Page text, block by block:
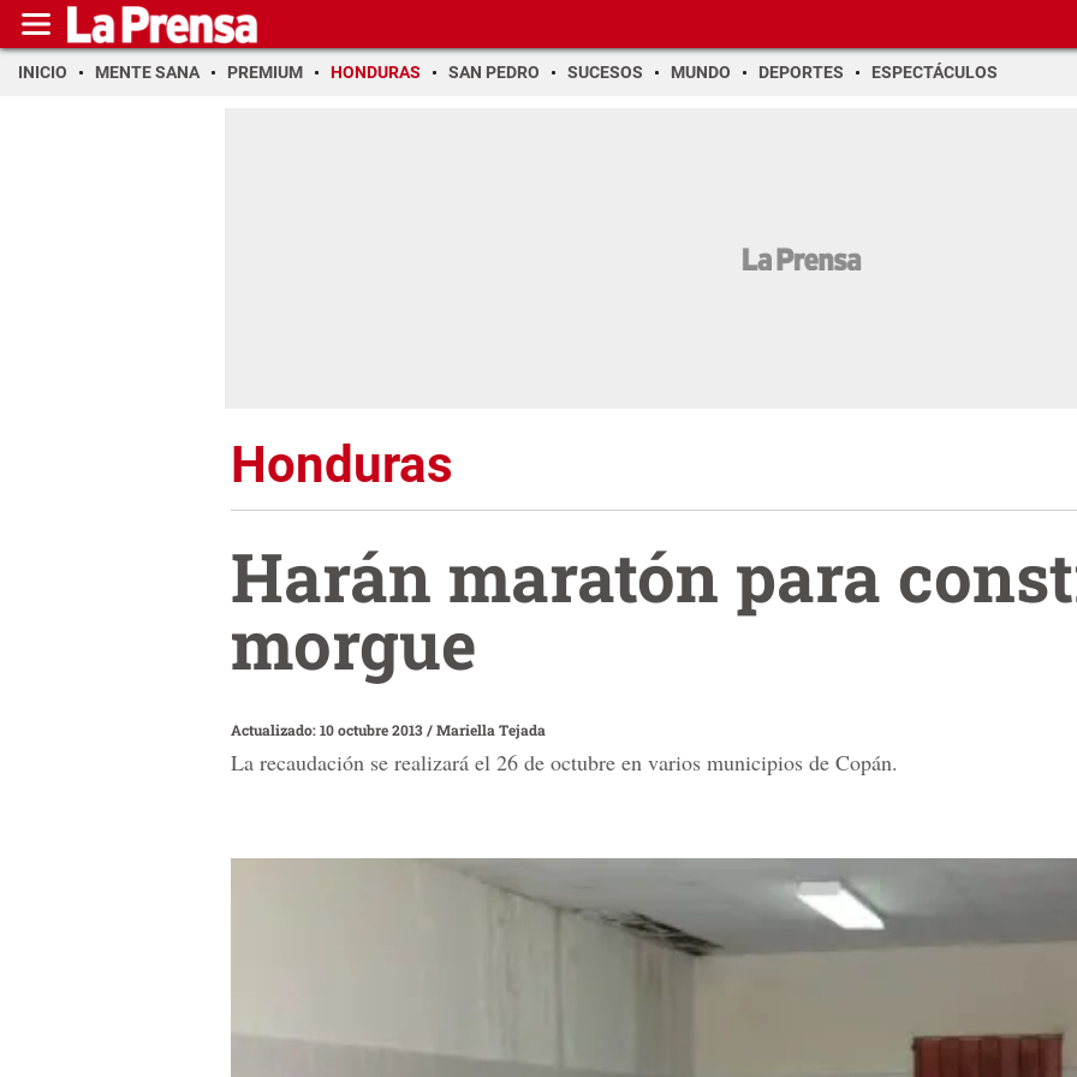
INICIO MENTE SANA PREMIUM HONDURAS SAN PEDRO SUCESOS MUNDO DEPORTES ESPECTÁCULOS
Honduras
Harán maratón para
morgue
Actualizado: 10 octubre 2013/Mariella Tejada
La recaudación se realizará el 26 de octubre en varios municipios de Copán.